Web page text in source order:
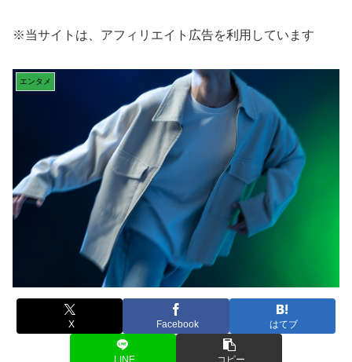
※当サイトは、アフィリエイト広告を利用しています
エンタメ
X Facebook はてブ